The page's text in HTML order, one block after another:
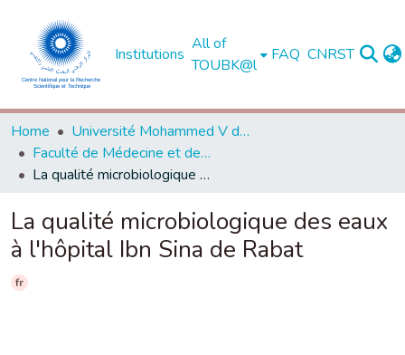
Institutions
All of
TOUBK@l
FAQ CNRST
Home
Université Mohammed V de Rabat
Faculté de Médecine et de Pharmacie - Rabat
La qualité microbiologique des eaux à l'hôpital Ibn Sina de Rabat
La qualité microbiologique des eaux
à l'hôpital Ibn Sina de Rabat
fr